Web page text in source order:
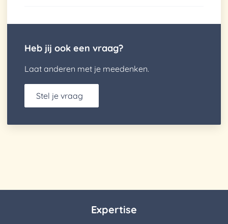
Heb jij ook een vraag?
Laat anderen met je meedenken.
Stel je vraag
Expertise